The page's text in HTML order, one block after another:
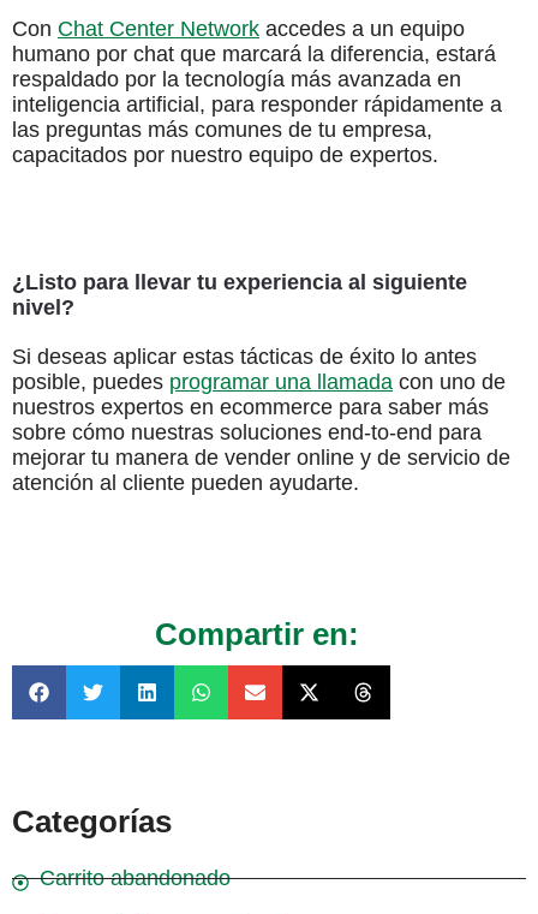
Con Chat Center Network accedes a un equipo
humano por chat que marcará la diferencia, estará
respaldado por la tecnología más avanzada en
inteligencia artificial, para responder rápidamente a
las preguntas más comunes de tu empresa,
capacitados por nuestro equipo de expertos.
¿Listo para llevar tu experiencia al siguiente
nivel?
Si deseas aplicar estas tácticas de éxito lo antes
posible, puedes programar una llamada con uno de
nuestros expertos en ecommerce para saber más
sobre cómo nuestras soluciones end-to-end para
mejorar tu manera de vender online y de servicio de
atención al cliente pueden ayudarte.
Compartir en:
Categorías
Carrito abandonado